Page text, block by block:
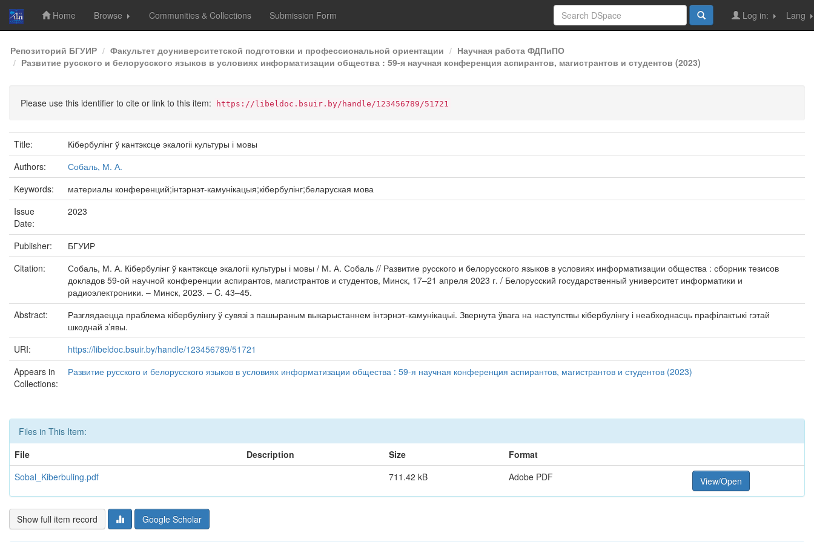
Skip
navigation
Home Browse Communities & Collections Submission Form Lang
Log in:
Репозиторий БГУИР Факультет доуниверситетской подготовки и профессиональной ориентации
Научная работа ФДПиПО
Развитие русского и белорусского языков в условиях информатизации общества : 59-я научная конференция аспирантов, магистрантов и студентов (2023)
Please use this identifier to cite or link to this item: https://libeldoc.bsuir.by/handle/123456789/51721
Title:
Кібербулінг ў кантэксце экалогіі культуры і мовы
Authors:
Собаль, М. А.
Keywords:
материалы конференций;інтэрнэт-камунікацыя;кібербулінг;беларуская мова
Issue
Date:
2023
Publisher:
БГУИР
Citation:
Собаль, М. А. Кібербулінг ў кантэксце экалогіі культуры і мовы / М. А. Собаль // Развитие русского и белорусского языков в условиях информатизации общества : сборник тезисов
докладов 59-ой научной конференции аспирантов, магистрантов и студентов, Минск, 17–21 апреля 2023 г. / Белорусский государственный университет информатики и
радиоэлектроники. – Минск, 2023. – C. 43–45.
Abstract:
Разглядаецца праблема кібербулінгу ў сувязі з пашыраным выкарыстаннем інтэрнэт-камунікацыі. Звернута ўвага на наступствы кібербулінгу і неабходнасць прафілактыкі гэтай
шкоднай з’явы.
URI:
https://libeldoc.bsuir.by/handle/123456789/51721
Appears in
Collections:
Развитие русского и белорусского языков в условиях информатизации общества : 59-я научная конференция аспирантов, магистрантов и студентов (2023)
Files in This Item:
File
Description Size
Format
Sobal_Kiberbuling.pdf
711.42 kB Adobe PDF View/Open
Show full item record Google Scholar